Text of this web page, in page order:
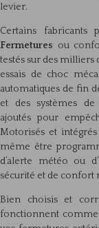
levier.
Certains fabricants
Fermetures ou
testés sur des milliers
essais de choc
automatiques de fin
et des systèmes
ajoutés pour
Motorisés et
même être
d’alerte météo ou
sécurité et de confort
Bien choisis et
fonctionnent comme